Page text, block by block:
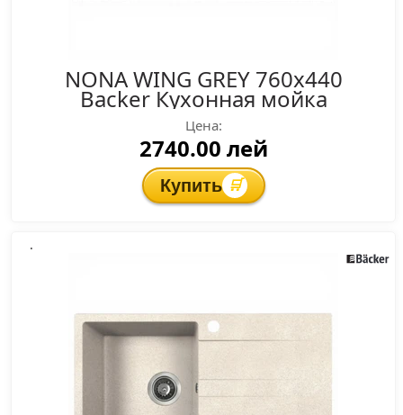
NONA WING GREY 760x440
Backer Кухонная мойка
Цена:
2740.00 лей
Купить 🛒
.